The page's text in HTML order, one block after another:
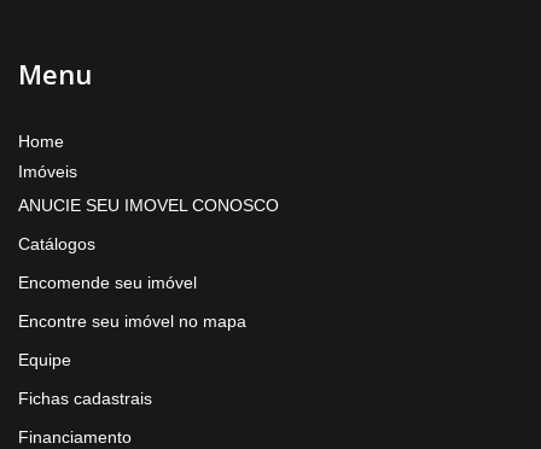
Menu
Home
Imóveis
ANUCIE SEU IMOVEL CONOSCO
Catálogos
Encomende seu imóvel
Encontre seu imóvel no mapa
Equipe
Fichas cadastrais
Financiamento